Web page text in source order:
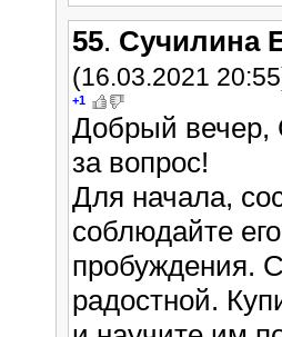
55. Сучилина
(16.03.2021
+1
Добрый вечер,
за вопрос!
Для начала,
соблюдайте
пробуждения.
радостной.